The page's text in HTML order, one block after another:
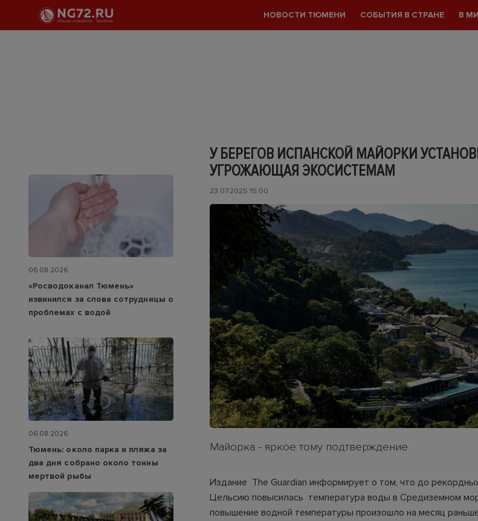
НОВОСТИ ТЮМЕНИ СОБЫТИЯ В СТРАНЕ В
У БЕРЕГОВ ИСПАНСКОЙ МАЙОРКИ
УГРОЖАЮЩАЯ ЭКОСИСТЕМАМ
23.07.2025 15:00
Майорка - яркое тому подтверждение
Издание The Guardian информирует о том, что до
Цельсию повысилась температура воды в Средиземном
повышение водной температуры произошло на месяц
06.08.2026
«Росводоканал Тюмень»
извинился за слова сотрудницы о
проблемах с водой
06.08.2026
Тюмень: около парка и пляжа за
два дня собрано около тонны
мертвой рыбы